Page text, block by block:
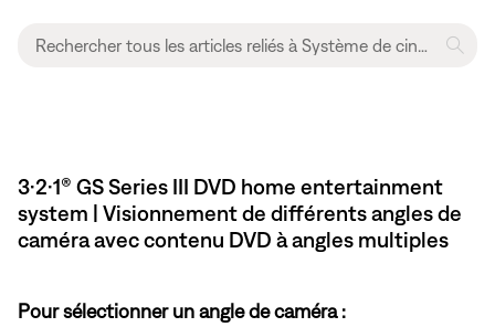
3·2·1® GS Series III DVD home entertainment
system | Visionnement de différents angles de
caméra avec contenu DVD à angles multiples
Pour sélectionner un angle de caméra :